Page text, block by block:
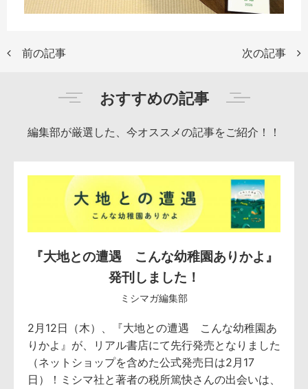
前の記事 次の記事
おすすめの記事
編集部が厳選した、今オススメの記事をご紹介！！
『大地との遭遇 こんな幼稚園ありかよ』
発刊しました！
ミシマガ編集部
2月12日（木）、『大地との遭遇 こんな幼稚園あ
りかよ』が、リアル書店にて先行発売となりました
（ネットショップを含めた公式発売日は2月17
日）！ミシマ社と著者の税所篤快さんの出会いは、